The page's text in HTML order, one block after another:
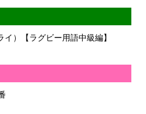
）【ラグビー用語中級編】